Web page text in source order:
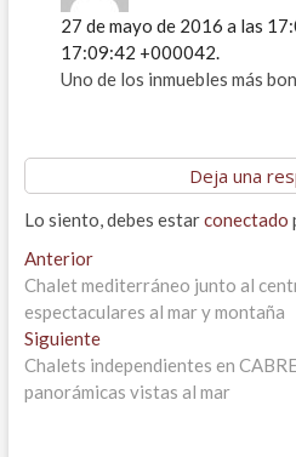
27 de mayo de 2016 a las
17:09:42 +000042.
Uno de los inmuebles más
Deja una
Lo siento, debes estarconectado
Navegación
de
entradas
AnteriorEntrada
anterior:
Chalet mediterráneo junto al
espectaculares al mar y montaña
SiguienteEntrada
siguiente:
Chalets independientes en
panorámicas vistas al mar